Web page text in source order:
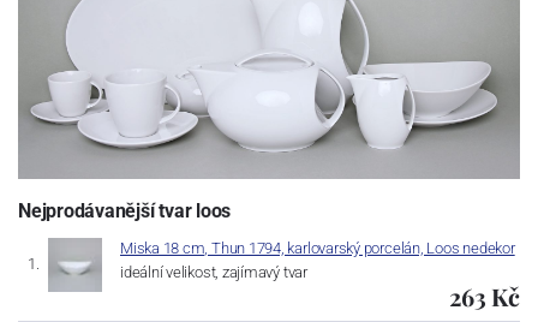
Nejprodávanější tvar loos
Miska 18 cm, Thun 1794, karlovarský porcelán, Loos nedekor
ideální velikost, zajímavý tvar
263 Kč